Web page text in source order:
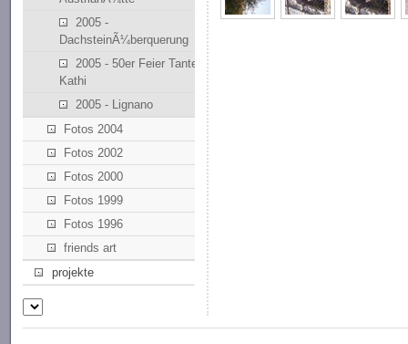
2005 -
DachsteinÃ¼berquerung
2005 - 50er Feier Tante
Kathi
2005 - Lignano
Fotos 2004
Fotos 2002
Fotos 2000
Fotos 1999
Fotos 1996
friends art
projekte